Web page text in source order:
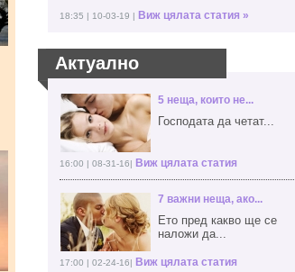
18:35 | 10-03-19 | Виж цялата статия »
Актуално
5 неща, които не...
Господата да четат...
16:00 | 08-31-16| Виж цялата статия
7 важни неща, ако...
Ето пред какво ще се
наложи да...
17:00 | 02-24-16| Виж цялата статия